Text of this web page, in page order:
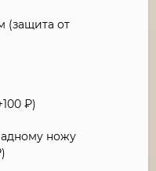
(защита от
100 ₽)
ножу
)